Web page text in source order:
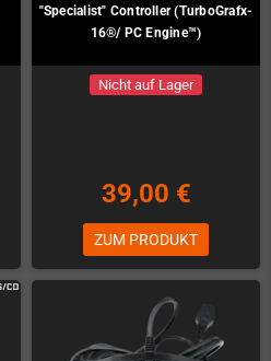
"Specialist" Controller (TurboGrafx-
16®/ PC Engine™)
Nicht auf Lager
39,00 €
ZUM PRODUKT